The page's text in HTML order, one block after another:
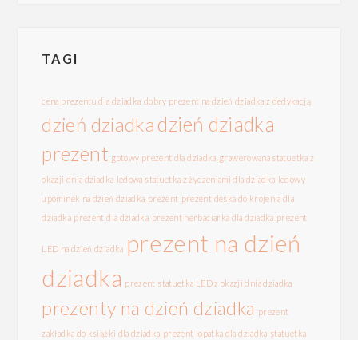
TAGI
cena prezentu dla dziadka dobry prezent na dzień dziadka z dedykacją
dzień dziadka dzień dziadka
prezent gotowy prezent dla dziadka grawerowana statuetka z
okazji dnia dziadka ledowa statuetka z życzeniami dla dziadka ledowy
upominek na dzień dziadka prezent prezent deska do krojenia dla
dziadka prezent dla dziadka prezent herbaciarka dla dziadka prezent
LED na dzień dziadka prezent na dzień
dziadka prezent statuetka LED z okazji dnia dziadka
prezenty na dzień dziadka prezent
zakładka do książki dla dziadka prezent łopatka dla dziadka statuetka